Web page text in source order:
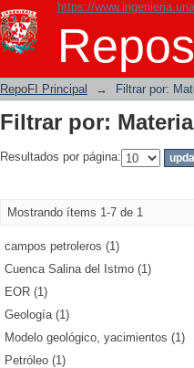
https://
Filtrar por: Materia
RepoFI Principal → Filtrar por:
Filtrar por: Materia
Resultados por página:
Mostrando ítems 1-7 de 1
campos petroleros (1)
Cuenca Salina del Istmo (1)
EOR (1)
Geología (1)
Modelo geológico, yacimientos (1)
Petróleo (1)